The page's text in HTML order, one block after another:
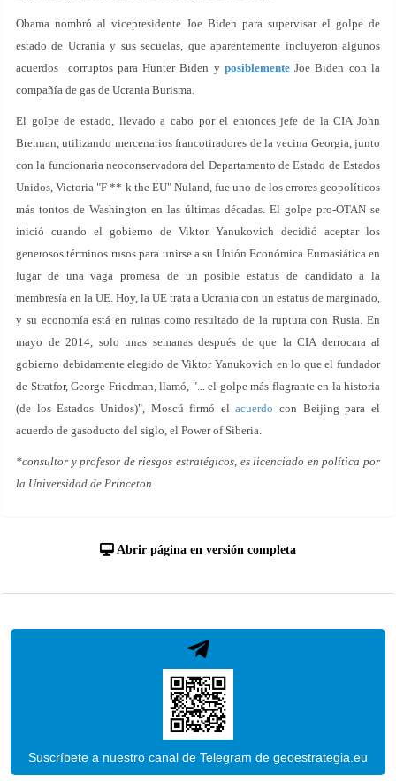
Obama nombró al vicepresidente Joe Biden para supervisar el golpe de
estado de Ucrania y sus secuelas, que aparentemente incluyeron algunos
acuerdos corruptos para Hunter Biden y posiblemente Joe Biden con la
compañía de gas de Ucrania Burisma.
El golpe de estado, llevado a cabo por el entonces jefe de la CIA John
Brennan, utilizando mercenarios francotiradores de la vecina Georgia, junto
con la funcionaria neoconservadora del Departamento de Estado de Estados
Unidos, Victoria "F ** k the EU" Nuland, fue uno de los errores geopolíticos
más tontos de Washington en las últimas décadas. El golpe pro-OTAN se
inició cuando el gobierno de Viktor Yanukovich decidió aceptar los
generosos términos rusos para unirse a su Unión Económica Euroasiática en
lugar de una vaga promesa de un posible estatus de candidato a la
membresía en la UE. Hoy, la UE trata a Ucrania con un estatus de marginado,
y su economía está en ruinas como resultado de la ruptura con Rusia. En
mayo de 2014, solo unas semanas después de que la CIA derrocara al
gobierno debidamente elegido de Viktor Yanukovich en lo que el fundador
de Stratfor, George Friedman, llamó, "... el golpe más flagrante en la historia
(de los Estados Unidos)", Moscú firmó elacuerdo con Beijing para el
acuerdo de gasoducto del siglo, el Power of Siberia.
*consultor y profesor de riesgos estratégicos, es licenciado en política por
la Universidad de Princeton
Abrir página en versión completa
Suscríbete a nuestro canal de Telegram de geoestrategia.eu